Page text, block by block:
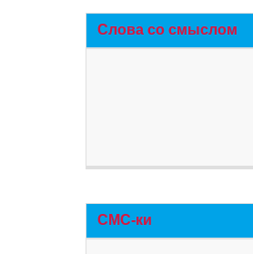
Слова со смыслом
СМС-ки